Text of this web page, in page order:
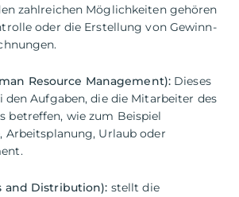
zahlreichen Möglichkeiten gehören
oder die Erstellung von Gewinn-
Resource Management): Dieses
den Aufgaben, die die Mitarbeiter des
betreffen, wie zum Beispiel
Arbeitsplanung, Urlaub oder
and Distribution): stellt die